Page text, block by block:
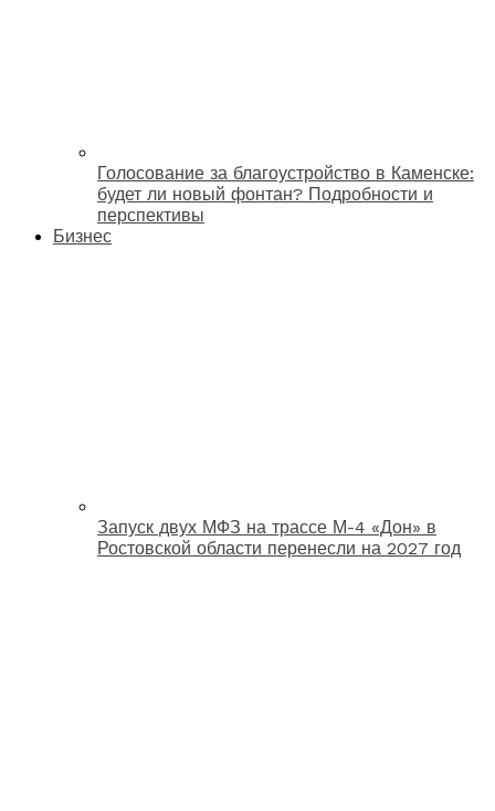
Голосование за благоустройство в Каменске:
будет ли новый фонтан? Подробности и
перспективы
Бизнес
Запуск двух МФЗ на трассе М-4 «Дон» в
Ростовской области перенесли на 2027 год